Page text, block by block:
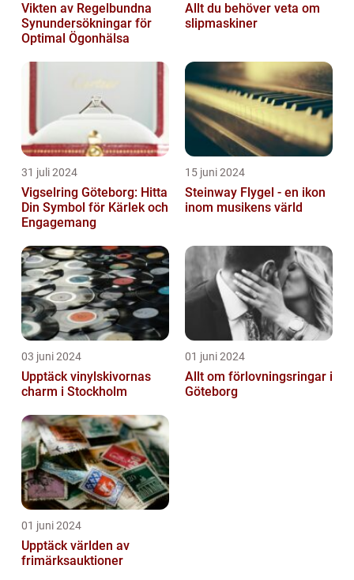
Vikten av Regelbundna
Synundersökningar för
Optimal Ögonhälsa
Allt du behöver veta om
slipmaskiner
31 juli 2024
Vigselring Göteborg: Hitta
Din Symbol för Kärlek och
Engagemang
15 juni 2024
Steinway Flygel - en ikon
inom musikens värld
03 juni 2024
Upptäck vinylskivornas
charm i Stockholm
01 juni 2024
Allt om förlovningsringar i
Göteborg
01 juni 2024
Upptäck världen av
frimärksauktioner